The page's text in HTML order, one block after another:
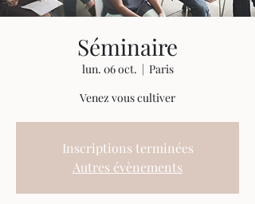
Séminaire
lun. 06 oct.
  |
Paris
Venez vous cultiver
Inscriptions terminées
Autres évènements